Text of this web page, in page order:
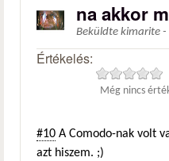
na akkor
Beküldte kimarite -
Értékelés:
Még nincs
#10 A Comodo-nak volt
azt hiszem. ;)